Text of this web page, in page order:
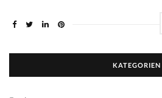
KATEGORIEN